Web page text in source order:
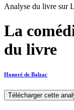
Analyse du livre sur
La
du livre
Honoré de Balzac
Télécharger cette